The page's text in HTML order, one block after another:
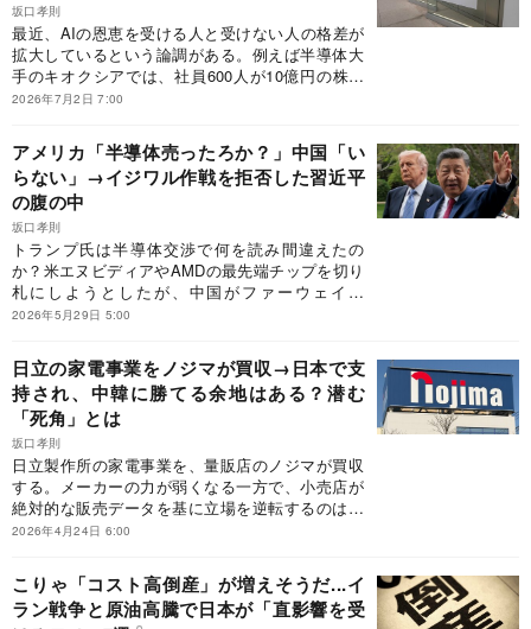
坂口孝則
最近、AIの恩恵を受ける人と受けない人の格差が
拡大しているという論調がある。例えば半導体大
手のキオクシアでは、社員600人が10億円の株式
資産を持つのでは、と報じられた。AI銘柄に投資
によって仕事が奪われる」と指摘される職業もあ
る。代表例がコンサルタントで、「東大生のコン
サル離れ」もSNSで話題だ。果たして真相は
――。
2026年7月2日 7:00
アメリカ「半導体売ったろか？」中国「い
らない」→イジワル作戦を拒否した習近平
の腹の中
坂口孝則
トランプ氏は半導体交渉で何を読み間違えたの
か？米エヌビディアやAMDの最先端チップを切り
札にしようとしたが、中国がファーウェイ、
DeepSeek、アリババのテック業界チーム総力戦
半端なイジワルが大失敗を招いた現象は、今後も
続くのか――。
2026年5月29日 5:00
日立の家電事業をノジマが買収→日本で支
持され、中韓に勝てる余地はある？潜む
「死角」とは
坂口孝則
日立製作所の家電事業を、量販店のノジマが買収
する。メーカーの力が弱くなる一方で、小売店が
絶対的な販売データを基に立場を逆転するのは必
然だったと思う。ノジマは野心的で、売上高3兆
とで、製販一体の垂直統合は成功するのか。国内
消費者に支持され、中国や韓国勢に勝てる余地が
生まれるのだろうか。
2026年4月24日 6:00
こりゃ「コスト高倒産」が増えそうだ...イ
ラン戦争と原油高騰で日本が「直影響を受